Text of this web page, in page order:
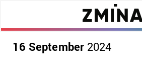
16 September 2024